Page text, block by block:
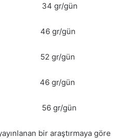
34 gr/gün
46 gr/gün
52 gr/gün
46 gr/gün
56 gr/gün
bir araştırmaya göre